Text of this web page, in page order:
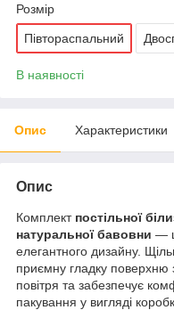
Розмір
Півтораспальний
В наявності
Опис Характеристики
Опис
Комплект постільної
натуральної бавовни —
елегантного дизайну.
приємну гладку поверхню
повітря та забезпечує
пакування у вигляді